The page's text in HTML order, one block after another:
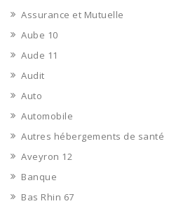
Assurance et Mutuelle
Aube 10
Aude 11
Audit
Auto
Automobile
Autres hébergements de santé
Aveyron 12
Banque
Bas Rhin 67